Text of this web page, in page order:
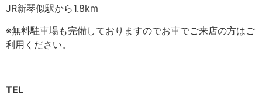
JR新琴似駅から1.8km
※無料駐車場も完備しておりますのでお車でご来店の方はご
利用ください。
TEL